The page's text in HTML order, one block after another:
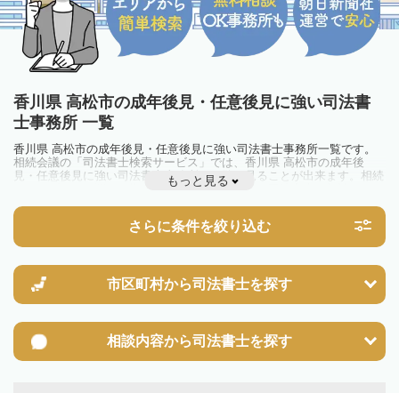
香川県 高松市の成年後見・任意後見に強い司法書
士事務所 一覧
香川県 高松市の成年後見・任意後見に強い司法書士事務所一覧です。
相続会議の「司法書士検索サービス」では、香川県 高松市の成年後
見・任意後見に強い司法書士事務所を一覧で見ることが出来ます。相続
のトラブルやお悩みを抱えている方は一度近隣の司法書士に相談してみ
もっと見る
さらに条件を絞り込む
市区町村から司法書士を探す
相談内容から司法書士を探す